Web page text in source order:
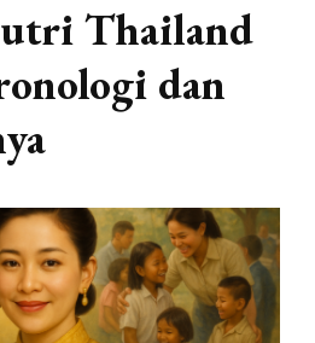
Thailand
dan